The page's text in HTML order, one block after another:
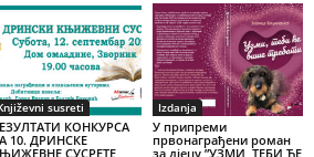
susreti
КОНКУРСА
10. ДРИНСКЕ
СУСРЕТЕ
Izdanja
У припреми
првонаграђени роман
за дјецу ”УЗМИ, ТЕБИ ЋЕ